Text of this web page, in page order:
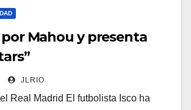
Mahou y presenta
JLRIO
Real Madrid El futbolista Isco ha